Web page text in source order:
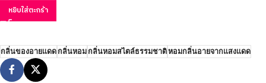
หยิบใส่ตะกร้า
กลิ่นของอายแดดกลิ่นหอมกลิ่นหอมสไตล์ธรรมชาติหอมกลิ่นอายจากแสงแดด